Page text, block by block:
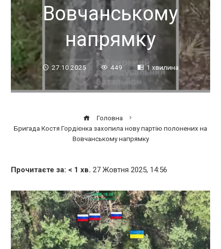
Вовчанському
напрямку
27.10.2025 449 1 хвилина
Головна
Бригада Костя Гордієнка захопила нову партію полонених на
Вовчанському напрямку
Прочитаєте за: < 1 хв. 27 Жовтня 2025, 14:56